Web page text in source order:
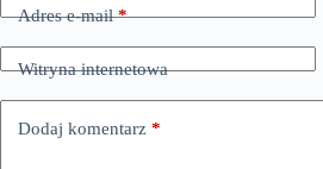
Adres e-mail*
Witryna internetowa
Dodaj komentarz *